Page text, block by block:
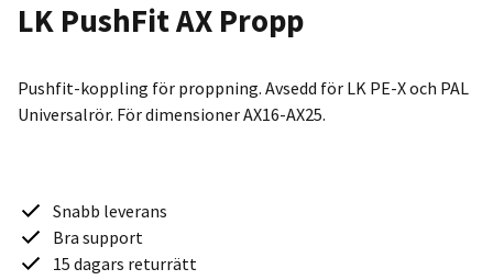
LK PushFit AX Propp
Pushfit-koppling för proppning. Avsedd för LK PE-X och PAL
Universalrör. För dimensioner AX16-AX25.
Snabb leverans
Bra support
15 dagars returrätt